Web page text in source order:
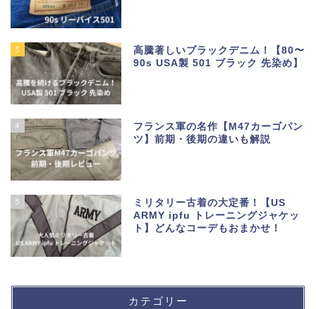
3
高騰著しいブラックデニム！【80〜
90s USA製 501 ブラック 先染め】
4
フランス軍の名作【M47カーゴパン
ツ】前期・後期の違いも解説
5
ミリタリー古着の大定番！【US
ARMY ipfu トレーニングジャケッ
ト】どんなコーデもおまかせ！
カテゴリー